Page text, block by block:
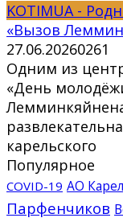
KOTIMUA -
«Вызов
27.06.20260261
Одним из
«День
карельского
Популярное
COVID-19 АО
Парфенчиков